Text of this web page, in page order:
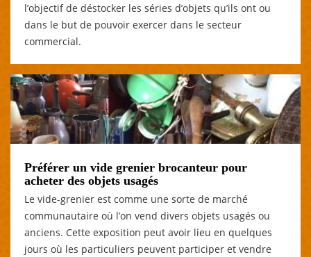
l’objectif de déstocker les séries d’objets qu’ils ont ou
dans le but de pouvoir exercer dans le secteur
commercial.
Préférer un vide grenier brocanteur pour
acheter des objets usagés
Le vide-grenier est comme une sorte de marché
communautaire où l’on vend divers objets usagés ou
anciens. Cette exposition peut avoir lieu en quelques
jours où les particuliers peuvent participer et vendre